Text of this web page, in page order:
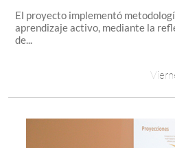
El proyecto implementó
aprendizaje activo, mediante la
de...